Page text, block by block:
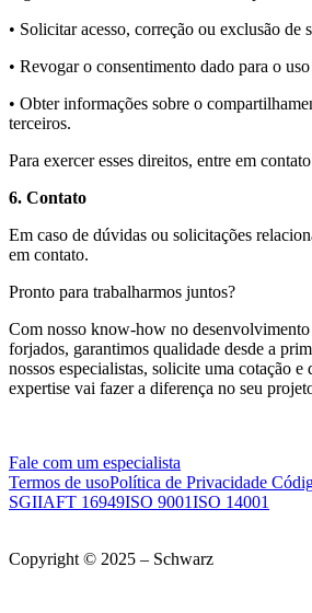
• Solicitar acesso, correção ou exclusão de
• Revogar o consentimento dado para o
• Obter informações sobre o
terceiros.
Para exercer esses direitos, entre em
6. Contato
Em caso de dúvidas ou solicitações
em contato.
Pronto para trabalharmos juntos?
Com nosso know-how no desenvolvimento
forjados, garantimos qualidade desde a
nossos especialistas, solicite uma cotação e
expertise vai fazer a diferença no seu
Fale com um especialista
Termos de usoPolítica de Privacidade
SGIIAFT 16949ISO 9001ISO 14001
Copyright © 2025 – Schwarz